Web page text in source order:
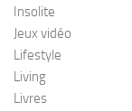
Insolite
Jeux vidéo
Lifestyle
Living
Livres